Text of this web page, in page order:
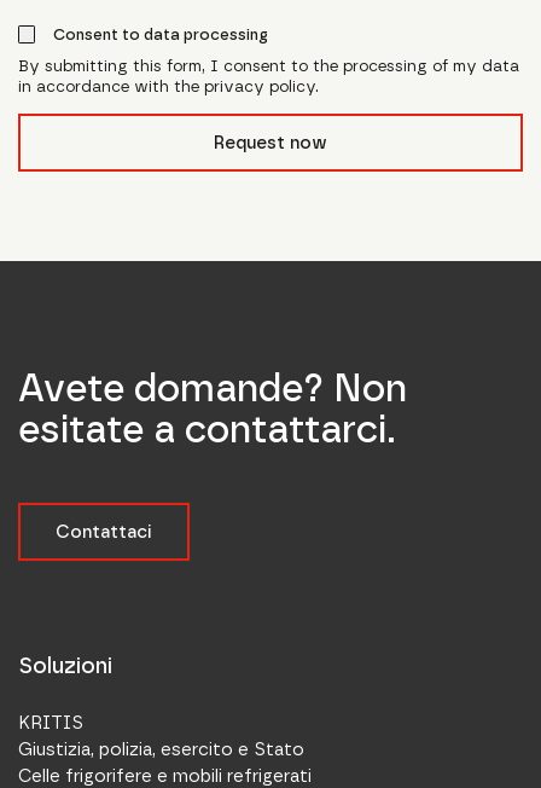
Consent to data processing
By submitting this form, I consent to the processing of my data
in accordance with the privacy policy.
Request now
Avete domande? Non
esitate a contattarci.
Contattaci
Soluzioni
KRITIS
Giustizia, polizia, esercito e Stato
Celle frigorifere e mobili refrigerati